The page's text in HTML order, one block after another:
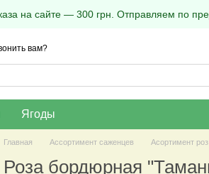
на сайте — 300 грн. Отправляем по
вам?
Ягоды
Главная Ассортимент саженцев Асортимент роз
Роза бордюрная